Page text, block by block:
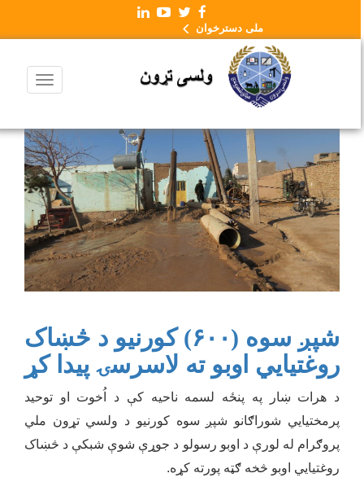
ملی دسترخوان
شپږ سوه (۶۰۰) کورنیو د څښاک
روغتیایي اوبو ته لاسرسۍ پیدا کړ
د هرات ښار په پنځه لسمه ناحیه کې د اُخوت او توحید
پرمختیایي شوراګانو شپږ سوه کورنیو د ولسي تړون ملي
پروګرام له لورې د اوبو رسولو د جوړې شوې شبکې د څښاک
روغتیایي اوبو څخه ګټه پورته کړه.